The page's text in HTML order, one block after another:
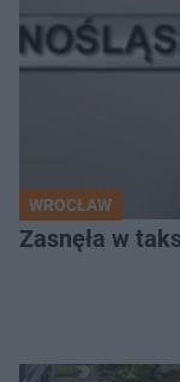
WROCŁAW
Zasnęła w